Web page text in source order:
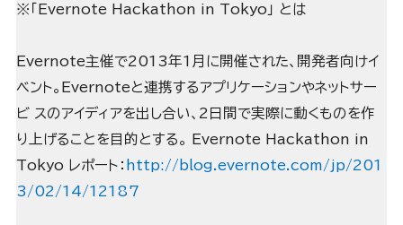
※「Evernote Hackathon in Tokyo」 とは
Evernote主催で2013年1月に開催された、開発者向けイ
ベント。Evernoteと連携するアプリケーションやネットサー
ビ スのアイディアを出し合い、2日間で実際に動くものを作
り上げることを目的とする。 Evernote Hackathon in
Tokyo レポート： http://blog.evernote.com/jp/201
3/02/14/12187